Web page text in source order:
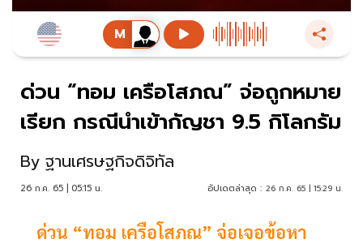
ด่วน “ทอม เครือโสภณ” จ่อถูกหมาย
เรียก กรณีนำเข้ากัญชา 9.5 กิโลกรัม
By ฐานเศรษฐกิจดิจิทัล
26 ก.ค. 65 | 05:15 น. อัปเดตล่าสุด : 26 ก.ค. 65 | 15:29 น.
ด่วน “ทอม เครือโสภณ” จ่อเจอข้อหา